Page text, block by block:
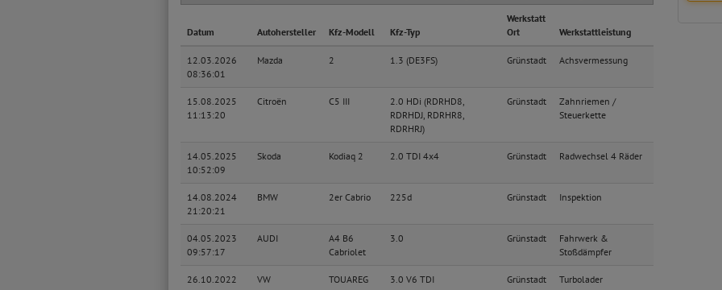
Datum Autohersteller Kfz-Modell Kfz-Typ
Werkstatt
Ort
Werkstattleistung
12.03.2026
08:36:01
Mazda 2 1.3 (DE3FS) Grünstadt Achsvermessung
15.08.2025
11:13:20
Citroën C5 III
2.0 HDi (RDRHD8,
RDRHDJ, RDRHR8,
RDRHRJ)
Grünstadt
Zahnriemen /
Steuerkette
14.05.2025
10:52:09
Skoda Kodiaq 2 2.0 TDI 4x4 Grünstadt Radwechsel 4 Räder
14.08.2024
21:20:21
BMW 2er Cabrio 225d Grünstadt Inspektion
04.05.2023
09:57:17
AUDI
A4 B6
Cabriolet
3.0 Grünstadt
Fahrwerk &
Stoßdämpfer
26.10.2022
VW TOUAREG 3.0 V6 TDI Grünstadt Turbolader